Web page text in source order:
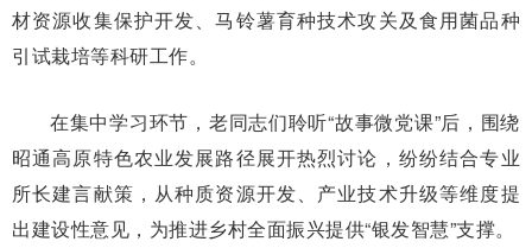
材资源收集保护开发、马铃薯育种技术攻关及食用菌品种
引试栽培等科研工作。
在集中学习环节，老同志们聆听“故事微党课”后，围绕
昭通高原特色农业发展路径展开热烈讨论，纷纷结合专业
所长建言献策，从种质资源开发、产业技术升级等维度提
出建设性意见，为推进乡村全面振兴提供“银发智慧”支撑。